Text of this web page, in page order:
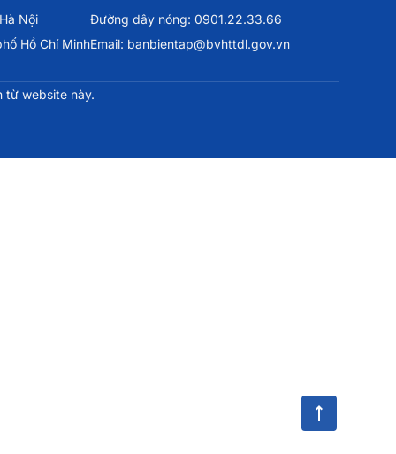
Nội
Hồ Chí Minh
Đường dây nóng: 0901.22.33.66
Email: banbientap@bvhttdl.gov.vn
từ website này.